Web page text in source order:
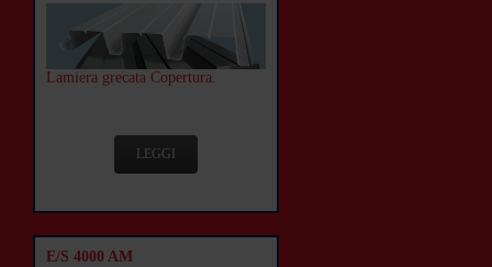
Lamiera grecata Copertura.
LEGGI
E/S 4000 AM